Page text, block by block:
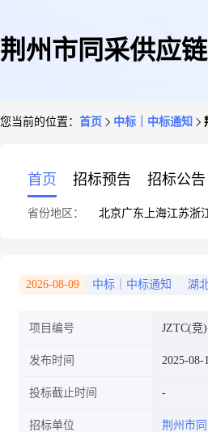
荆州市同采供应
您当前的位置： 首页 中标｜中标通知
首页 招标预告 招标公告
省份地区： 北京广东 上海江苏浙
2026-08-09 中标｜中标通知 湖
项目编号 JZTC(竞
发布时间 2025-08-
投标截止时间
招标单位 荆州市